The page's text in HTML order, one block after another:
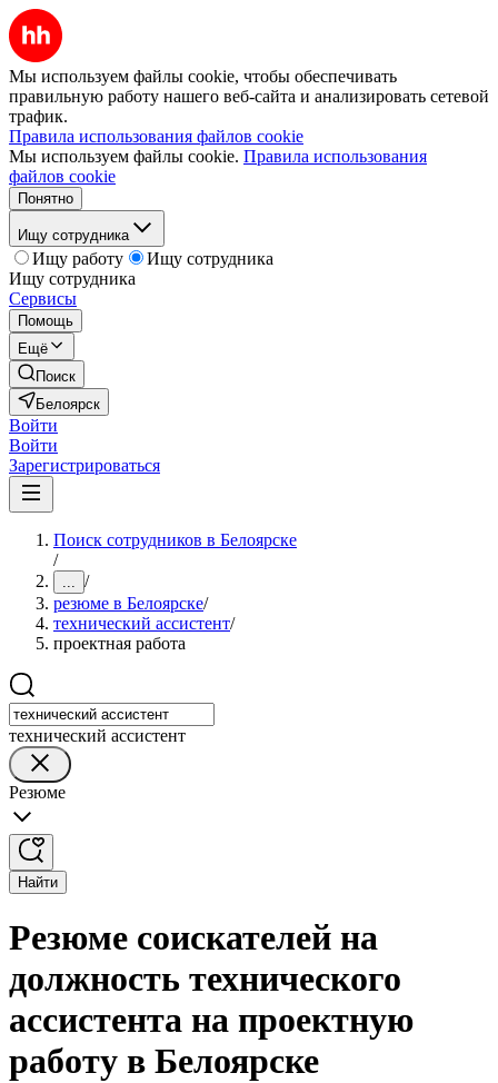
Мы используем файлы cookie, чтобы обеспечивать
правильную работу нашего веб-сайта и анализировать сетевой
трафик.
Правила использования файлов cookie
Мы используем файлы cookie. Правила использования
файлов cookie
Понятно
Ищу сотрудника
Ищу работу
Ищу сотрудника
Ищу сотрудника
Сервисы
Помощь
Ещё
Поиск
Белоярск
Войти
Войти
Зарегистрироваться
Поиск сотрудников в Белоярске
/
... /
резюме в Белоярске/
технический ассистент/
проектная работа
технический ассистент
Резюме
Найти
Резюме соискателей на
должность технического
ассистента на проектную
работу в Белоярске